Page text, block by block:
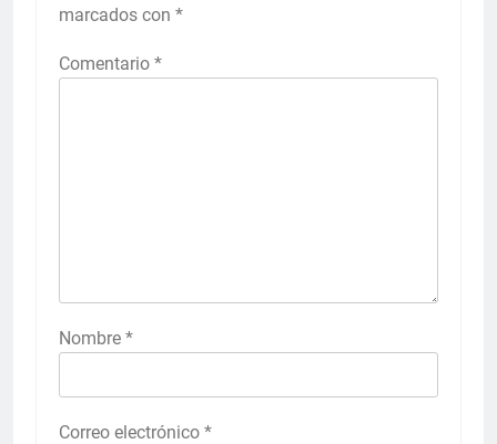
marcados con *
Comentario *
Nombre *
Correo electrónico *